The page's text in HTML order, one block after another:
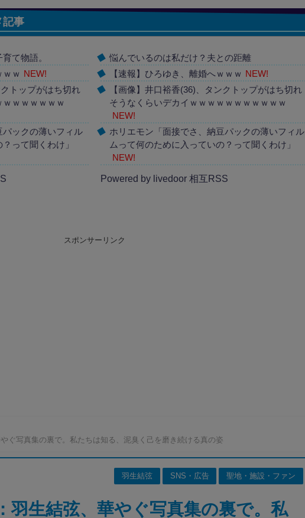
記事
て物語。
ｗｗ
NEW!
トップがはち切れ
ｗｗｗｗｗｗ
パックの薄いフィル
って聞くわけ」
悩んでいるのは私だけ？夫との距離
【速報】ひろゆき、離婚へｗｗｗ
NEW!
【画像】井口裕香(36)、タンクトップがはち切れ
そうなくらいデカイｗｗｗｗｗｗｗｗｗｗｗ
NEW!
ホリエモン「面接でさ、納豆パックの薄いフィル
ムって何のために入っていの？って聞くわけ」
NEW!
Powered by livedoor 相互RSS
スポンサーリンク
ぐ写真集の裏で。私たちは知る、泥臭く己を磨き続ける真の姿
羽生結弦 SNS・広告 聖地・施設・ファン
羽生結弦、華やぐ写真集の裏で。私